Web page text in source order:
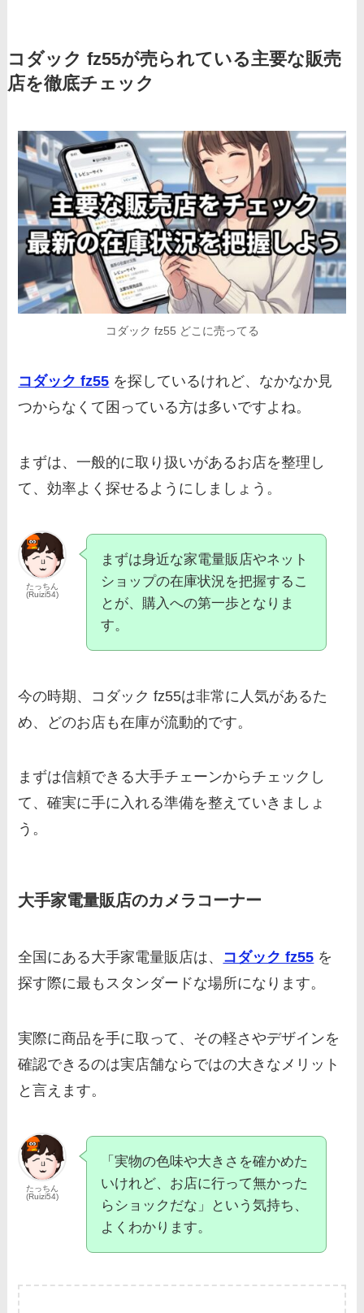
コダック fz55が売られている主要な販売
店を徹底チェック
コダック fz55 どこに売ってる
コダック fz55 を探しているけれど、なかなか見
つからなくて困っている方は多いですよね。
まずは、一般的に取り扱いがあるお店を整理し
て、効率よく探せるようにしましょう。
たっちん
(Ruizi54)
まずは身近な家電量販店やネット
ショップの在庫状況を把握するこ
とが、購入への第一歩となりま
す。
今の時期、コダック fz55は非常に人気があるた
め、どのお店も在庫が流動的です。
まずは信頼できる大手チェーンからチェックし
て、確実に手に入れる準備を整えていきましょ
う。
大手家電量販店のカメラコーナー
全国にある大手家電量販店は、 コダック fz55 を
探す際に最もスタンダードな場所になります。
実際に商品を手に取って、その軽さやデザインを
確認できるのは実店舗ならではの大きなメリット
と言えます。
たっちん
(Ruizi54)
「実物の色味や大きさを確かめた
いけれど、お店に行って無かった
らショックだな」という気持ち、
よくわかります。